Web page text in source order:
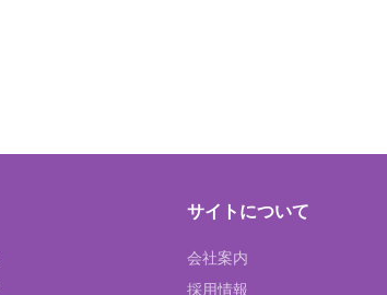
サイトについて
会社案内
採用情報